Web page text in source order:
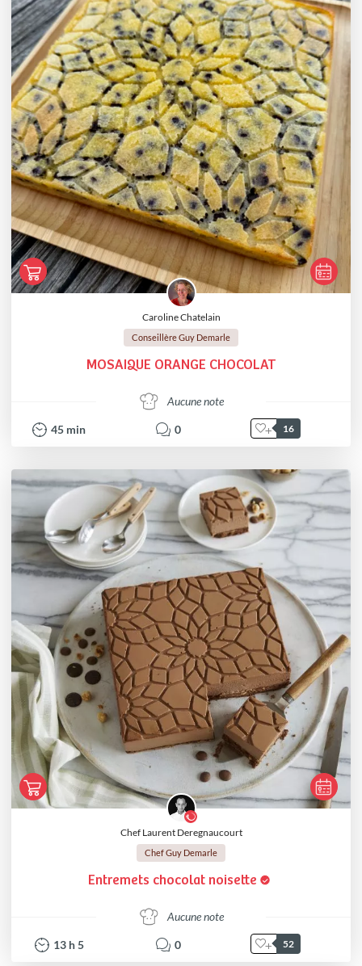
Caroline Chatelain
Conseillère Guy Demarle
MOSAIQUE ORANGE CHOCOLAT
Aucune note
45 min 0 16
Chef Laurent Deregnaucourt
Chef Guy Demarle
Entremets chocolat noisette
Aucune note
13 h5 0 52